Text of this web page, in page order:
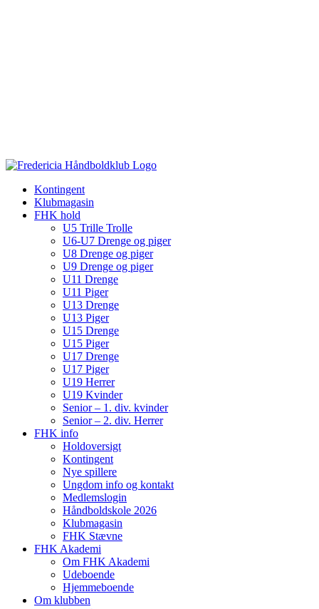
Kontingent
Klubmagasin
FHK hold
U5 Trille Trolle
U6-U7 Drenge og piger
U8 Drenge og piger
U9 Drenge og piger
U11 Drenge
U11 Piger
U13 Drenge
U13 Piger
U15 Drenge
U15 Piger
U17 Drenge
U17 Piger
U19 Herrer
U19 Kvinder
Senior – 1. div. kvinder
Senior – 2. div. Herrer
FHK info
Holdoversigt
Kontingent
Nye spillere
Ungdom info og kontakt
Medlemslogin
Håndboldskole 2026
Klubmagasin
FHK Stævne
FHK Akademi
Om FHK Akademi
Udeboende
Hjemmeboende
Om klubben